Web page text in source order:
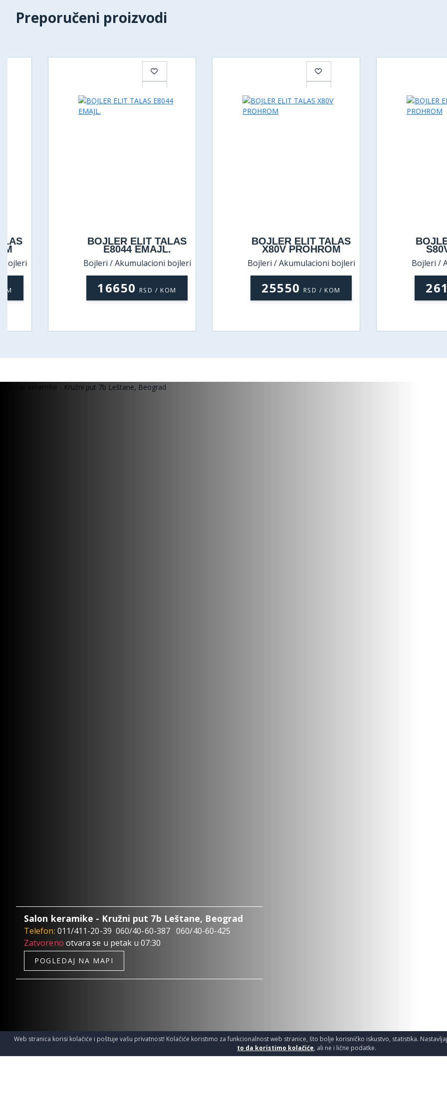
Preporučeni proizvodi
BOJLER ELIT TALAS
E8044 EMAJL.
Bojleri / Akumulacioni bojleri
16650 RSD / KOM
BOJLER ELIT TALAS
X80V PROHROM
Bojleri / Akumulacioni bojleri
25550 RSD / KOM
BOJLER
S80V
Bojleri /
26150
Salon keramike - Kružni put 7b Leštane, Beograd
Telefon: 011/411-20-39 060/40-60-387 060/40-60-425
Zatvoreno otvara se u petak u 07:30
POGLEDAJ NA MAPI
Web stranica korisi kolačiće i poštuje vašu privatnost! Kolačiće koristimo za funkcionalnost web stranice, što bolje korisničko iskustvo, statistika.
to da koristimo kolačiće, ali ne i lične podatke.